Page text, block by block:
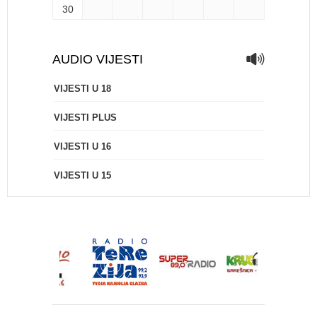
30
AUDIO VIJESTI
VIJESTI U 18
VIJESTI PLUS
VIJESTI U 16
VIJESTI U 15